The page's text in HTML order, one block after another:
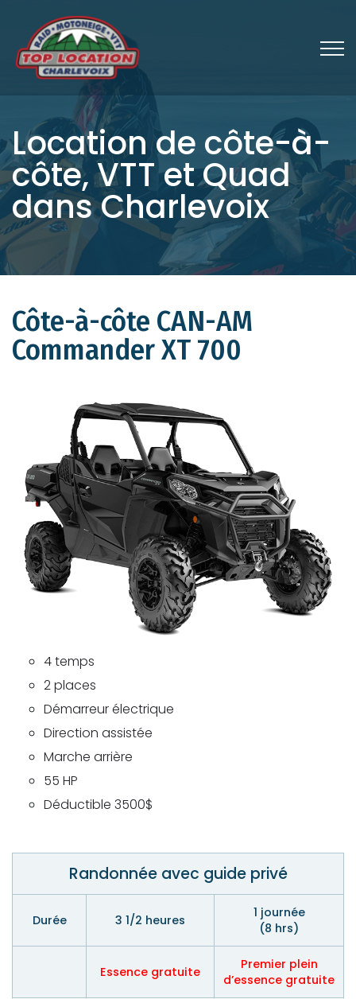
Location de côte-à-
côte, VTT et Quad
dans Charlevoix
Côte-à-côte CAN-AM
Commander XT 700
4 temps
2 places
Démarreur électrique
Direction assistée
Marche arrière
55 HP
Déductible 3500$
Randonnée avec guide privé
Durée 3 1/2 heures
1 journée
(8 hrs)
Essence gratuite
Premier plein
d’essence gratuite